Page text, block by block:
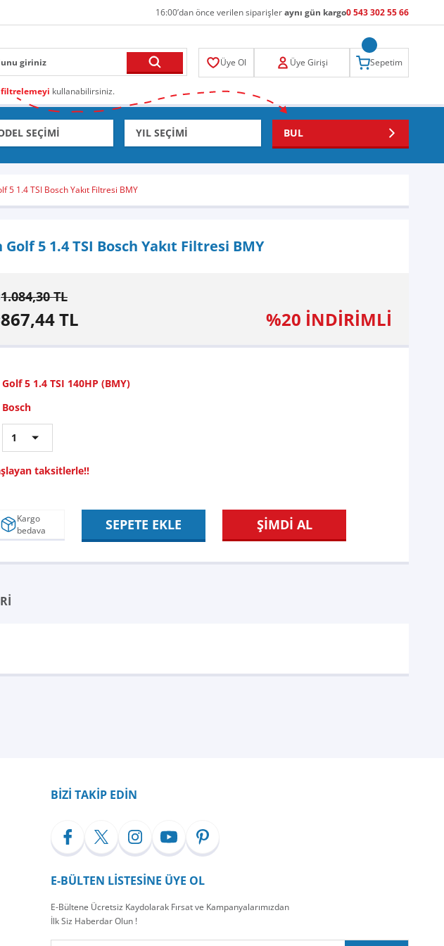
16:00’dan önce verilen siparişleraynı gün kargo0 543 302 55 66
filtrelemeyi kullanabilirsiniz.
Üye Ol Üye Girişi Sepetim
BUL
5 1.4 TSI Bosch Yakıt Filtresi BMY
5 1.4 TSI Bosch Yakıt Filtresi BMY
1.084,30 TL
867,44 TL %20 İNDİRİMLİ
Golf 5 1.4 TSI 140HP (BMY)
Bosch
taksitlerle!!
Kargo
bedava
SEPETE EKLE ŞİMDİ AL
BİZİ TAKİP EDİN
E-BÜLTEN LİSTESİNE ÜYE OL
E-Bültene Ücretsiz Kaydolarak Fırsat ve Kampanyalarımızdan
İlk Siz Haberdar Olun !